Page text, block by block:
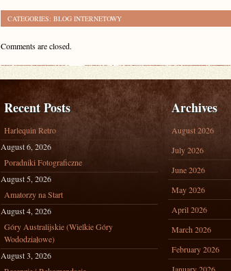
CATEGORIES: BLOG INTERNETOWY
Comments are closed.
Recent Posts
Harlequin Retro
August 6, 2026
Poradniki Fotograficzne
August 5, 2026
Amatorzy na Start
August 4, 2026
Góry Australijskie (Wielkie Góry
Wododziałowe)
August 3, 2026
Archives
August 2026
July 2026
June 2026
May 2026
April 2026
March 2026
February 2026